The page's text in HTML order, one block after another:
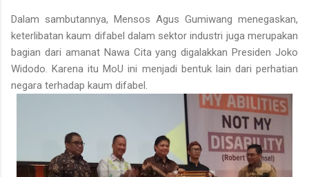
Dalam sambutannya, Mensos Agus Gumiwang menegaskan,
keterlibatan kaum difabel dalam sektor industri juga merupakan
bagian dari amanat Nawa Cita yang digalakkan Presiden Joko
Widodo. Karena itu MoU ini menjadi bentuk lain dari perhatian
negara terhadap kaum difabel.